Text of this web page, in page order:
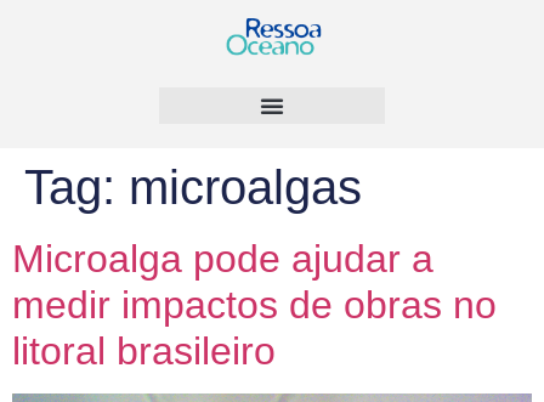
Tag: microalgas
Microalga pode ajudar a
medir impactos de obras no
litoral brasileiro